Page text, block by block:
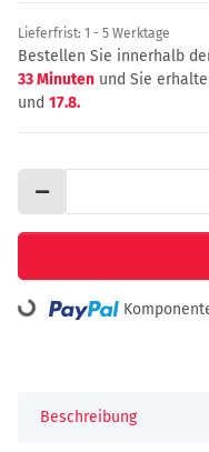
Lieferfrist: 1 - 5 Werktage
Bestellen Sie innerhalb
33 Minuten und Sie
und 17.8.
Beschreibung